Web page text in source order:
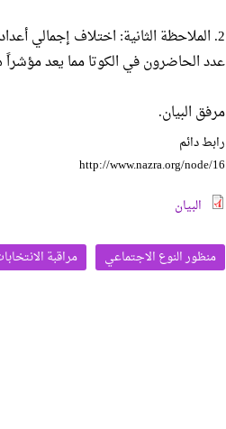
2. الملاحظة الثانية: اختلاف إجمالي
عدد الحاضرون في الكوتا مما يعد مؤشراً
مرفق البيان.
رابط دائم
http://www.nazra.org/node/16
البيان
منظور النوع الاجتماعي مراقبة الانتخابات